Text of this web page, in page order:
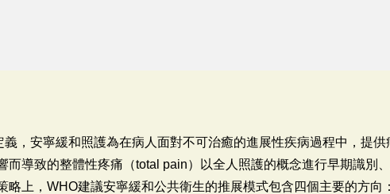
，安寧緩和照護為在病人面對不可治癒的進展性疾病過程中，提
而導致的整體性疼痛（total pain）以全人照護的概念進行早期識別
略上，WHO建議安寧緩和公共衛生的推展模式包含四個主要的方向